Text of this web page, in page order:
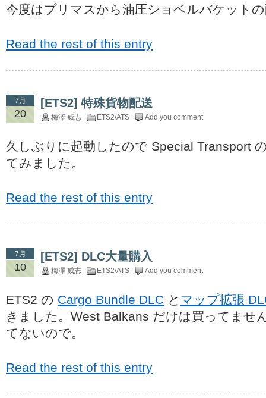
今度はプリマスから油圧ショベルバケット
Read the rest of this entry
7月
20
[ETS2] 特殊貨物配送
梅澤 威志 ETS2/ATS Add you comment
久しぶりに起動したので Special Transport
てみました。
Read the rest of this entry
7月
10
[ETS2] DLC大量購入
梅澤 威志 ETS2/ATS Add you comment
ETS2 の Cargo Bundle DLC と マップ拡張
きました。West Balkans だけは買ってませ
てないので。
Read the rest of this entry